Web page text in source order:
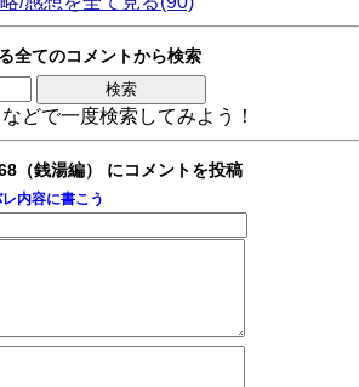
全てのコメントから検索
どで一度検索してみよう！
（銭湯編） にコメントを投稿
内容に書こう